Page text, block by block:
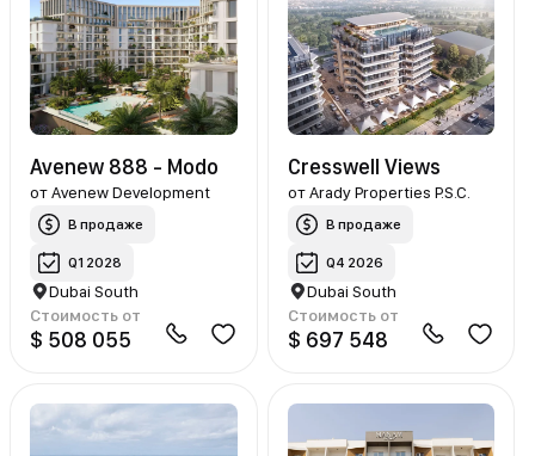
Avenew 888 - Modo
отAvenew Development
В продаже
Q1 2028
Dubai South
Стоимость от
$ 508 055
Cresswell Views
от Arady Properties P.S.C.
В продаже
Q4 2026
Dubai South
Стоимость от
$ 697 548